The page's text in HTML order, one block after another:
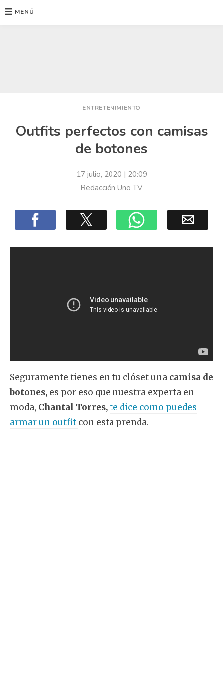
MENÚ
ENTRETENIMIENTO
Outfits perfectos con camisas
de botones
17 julio, 2020 | 20:09
Redacción Uno TV
Seguramente tienes en tu clóset una camisa de
botones, es por eso que nuestra experta en
moda, Chantal Torres,te dice como puedes
armar un outfit con esta prenda.